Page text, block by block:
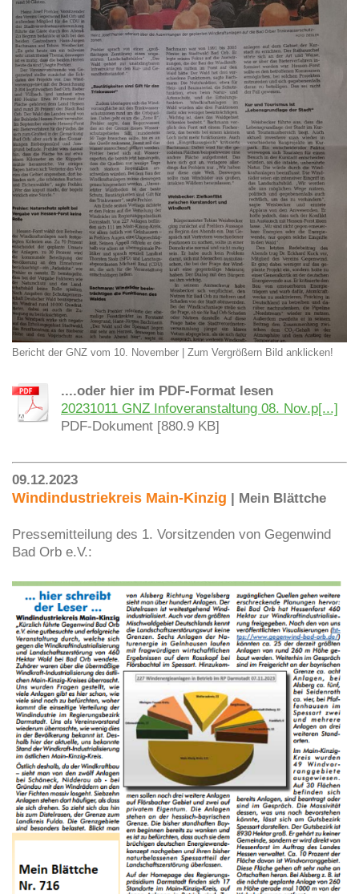
Bericht der GNZ vom 10. November | Zum Vergrößern Bild anklicken!
....oder hier im PDF-Format lesen
20231011 GNZ Infoveranstaltung 08. Nov.p[...]
PDF-Dokument [880.9 KB]
09.12.2023
Windindustriekreis Main-Kinzig | Mein Blättche
Pressemitteilung des 1. Vorsitzenden von Gegenwind
Bad Orb e.V.: